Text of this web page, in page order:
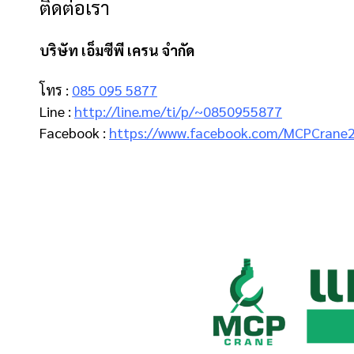
ติดต่อเรา
บริษัท เอ็มซีพี เครน จำกัด
โทร : 085 095 5877
Line : http://line.me/ti/p/~0850955877
Facebook : https://www.facebook.com/